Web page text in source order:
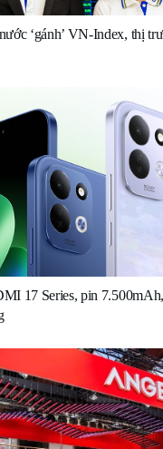
‘gánh’ VN-Index, thị
17 Series, pin